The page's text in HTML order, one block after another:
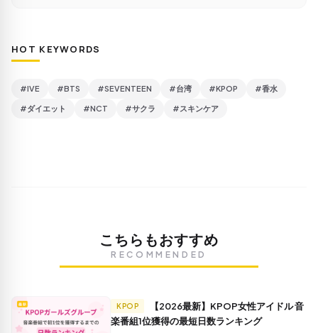
HOT KEYWORDS
#IVE #BTS #SEVENTEEN #台湾 #KPOP #香水
#ダイエット #NCT #サクラ #スキンケア
こちらもおすすめ
RECOMMENDED
KPOP
楽番組1位獲得の最短日数ランキング